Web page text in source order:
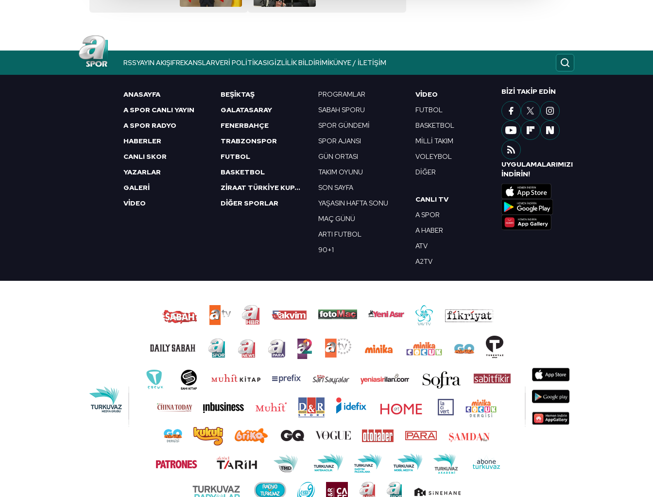
amacıyla kullanılmaktadır. Diğer çerezler, sitemizin daha işlevsel kılınması ve kişiselleştirilmesi ve sizlere yönelik
6698 sayılı Kişisel Verilerin Korunması Kanunu uyarınca hazırlanmış Aydınlatma Metnimizi okumak ve sitemizde ilgili
mevzuata uygun olarak kullanılan çerezlerle ilgili bilgi almak için lütfen
RSSYAYIN AKIŞIFREKANSLARVERI POLITIKASIGIZLILIK BILDIRIMIKÜNYE / İLETIŞIM
ANASAYFA
A SPOR CANLI YAYIN
A SPOR RADYO
HABERLER
CANLI SKOR
YAZARLAR
GALERİ
VİDEO
BEŞİKTAŞ
GALATASARAY
FENERBAHÇE
TRABZONSPOR
FUTBOL
BASKETBOL
ZİRAAT TÜRKİYE KUPASI
DİĞER SPORLAR
PROGRAMLAR
SABAH SPORU
SPOR GÜNDEMİ
SPOR AJANSI
GÜN ORTASI
TAKIM OYUNU
SON SAYFA
YAŞASIN HAFTA SONU
MAÇ GÜNÜ
ARTI FUTBOL
90+1
VIDEO
FUTBOL
BASKETBOL
MİLLİ TAKIM
VOLEYBOL
DİĞER
CANLI TV
A SPOR
A HABER
ATV
A2TV
BIZI TAKIP EDIN
UYGULAMALARIMIZI
İNDİRİN!